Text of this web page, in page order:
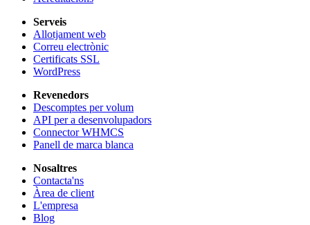
Serveis
Allotjament web
Correu electrònic
Certificats SSL
WordPress
Revenedors
Descomptes per volum
API per a desenvolupadors
Connector WHMCS
Panell de marca blanca
Nosaltres
Contacta'ns
Àrea de client
L'empresa
Blog